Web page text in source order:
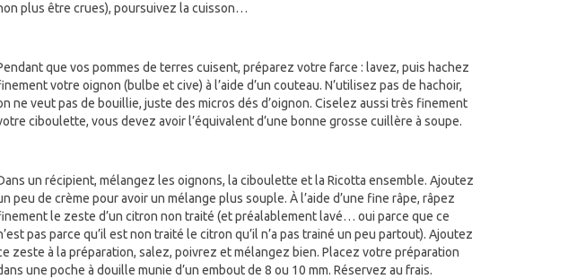
plus être crues), poursuivez la cuisson…
que vos pommes de terres cuisent, préparez votre farce : lavez, puis hachez
votre oignon (bulbe et cive) à l’aide d’un couteau. N’utilisez pas de hachoir,
ne veut pas de bouillie, juste des micros dés d’oignon. Ciselez aussi très finement
ciboulette, vous devez avoir l’équivalent d’une bonne grosse cuillère à soupe.
un récipient, mélangez les oignons, la ciboulette et la Ricotta ensemble. Ajoutez
peu de crème pour avoir un mélange plus souple. À l’aide d’une fine râpe, râpez
le zeste d’un citron non traité (et préalablement lavé… oui parce que ce
pas parce qu’il est non traité le citron qu’il n’a pas trainé un peu partout). Ajoutez
zeste à la préparation, salez, poivrez et mélangez bien. Placez votre préparation
une poche à douille munie d’un embout de 8 ou 10 mm. Réservez au frais.